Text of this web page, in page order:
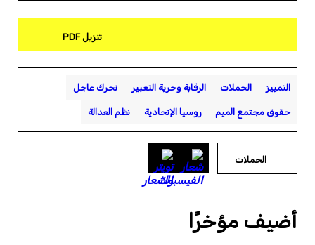
تنزيل PDF
التمييز الحملات الرقابة وحرية التعبير تحرك عاجل
حقوق مجتمع الميم روسيا الإتحادية نظم العدالة
الحملات
أضيف مؤخرًا